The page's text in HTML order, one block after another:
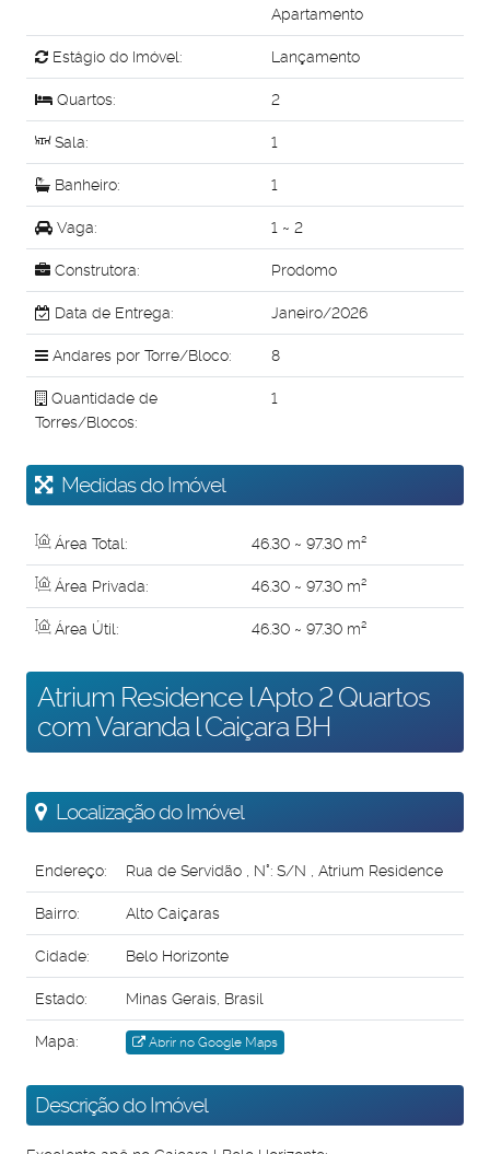
Apartamento
Estágio do Imóvel: Lançamento
Quartos: 2
Sala: 1
Banheiro: 1
Vaga: 1 ~ 2
Construtora: Prodomo
Data de Entrega: Janeiro/2026
Andares por Torre/Bloco: 8
Quantidade de
Torres/Blocos:
1
Medidas do Imóvel
Área Total: 46.30 ~ 97.30 m²
Área Privada: 46.30 ~ 97.30 m²
Área Útil: 46.30 ~ 97.30 m²
Atrium Residence l Apto 2 Quartos
com Varanda l Caiçara BH
Localização do Imóvel
Endereço: Rua de Servidão N°: S/N Atrium Residence
Bairro: Alto Caiçaras
Cidade: Belo Horizonte
Estado: Minas Gerais, Brasil
Mapa: Abrir no Google Maps
Descrição do Imóvel